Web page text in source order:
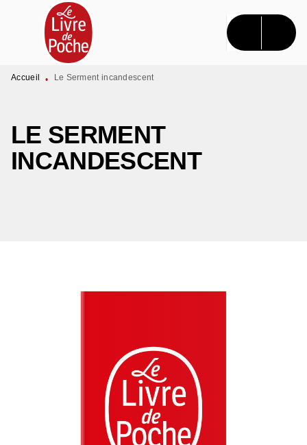
MENU RECHERCHE CONTENU
PIED DE PAGE
Accueil • Le Serment incandescent
LE SERMENT
INCANDESCENT